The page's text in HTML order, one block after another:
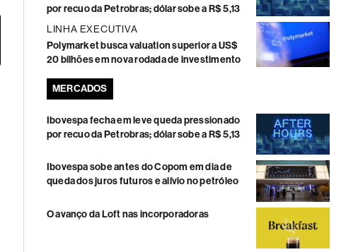
por recuo da Petrobras; dólar sobe a R$ 5,13
LINHA EXECUTIVA
Polymarket busca valuation superior a US$
20 bilhões em nova rodada de investimento
MERCADOS
Ibovespa fecha em leve queda pressionado
por recuo da Petrobras; dólar sobe a R$ 5,13
Ibovespa sobe antes do Copom em dia de
queda dos juros futuros e alívio no petróleo
O avanço da Loft nas incorporadoras